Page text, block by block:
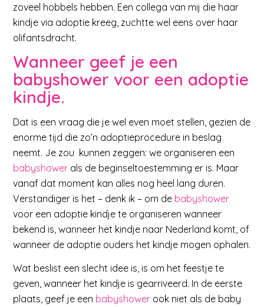
zoveel hobbels hebben. Een collega van mij die haar
kindje via adoptie kreeg, zuchtte wel eens over haar
olifantsdracht.
Wanneer geef je een
babyshower voor een adoptie
kindje.
Dat is een vraag die je wel even moet stellen, gezien de
enorme tijd die zo’n adoptieprocedure in beslag
neemt. Je zou kunnen zeggen: we organiseren een
babyshower als de beginseltoestemming er is. Maar
vanaf dat moment kan alles nog heel lang duren.
Verstandiger is het – denk ik – om de babyshower
voor een adoptie kindje te organiseren wanneer
bekend is, wanneer het kindje naar Nederland komt, of
wanneer de adoptie ouders het kindje mogen ophalen.
Wat beslist een slecht idee is, is om het feestje te
geven, wanneer het kindje is gearriveerd. In de eerste
plaats, geef je een babyshower ook niet als de baby